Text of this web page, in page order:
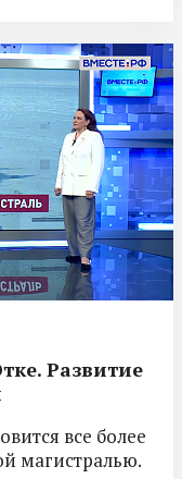
Развитие
все более
магистралью.